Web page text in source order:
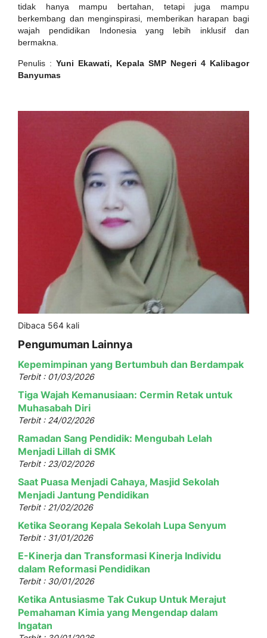
tidak hanya mampu bertahan, tetapi juga mampu
berkembang dan menginspirasi, memberikan harapan bagi
wajah pendidikan Indonesia yang lebih inklusif dan
bermakna.
Penulis : Yuni Ekawati, Kepala SMP Negeri 4 Kalibagor
Banyumas
Dibaca 564 kali
Pengumuman Lainnya
Kepemimpinan yang Bertumbuh dan Berdampak
Terbit : 01/03/2026
Tiga Wajah Kemanusiaan: Cermin Retak untuk
Muhasabah Diri
Terbit : 24/02/2026
Ramadan Sang Pendidik: Mengubah Lelah
Menjadi Lillah di SMK
Terbit : 23/02/2026
Saat Puasa Menjadi Cahaya, Masjid Sekolah
Menjadi Jantung Pendidikan
Terbit : 21/02/2026
Ketika Seorang Kepala Sekolah Lupa Senyum
Terbit : 31/01/2026
E-Kinerja dan Transformasi Kinerja Individu
dalam Reformasi Pendidikan
Terbit : 30/01/2026
Ketika Antusiasme Tak Cukup Untuk Merajut
Pemahaman Kimia yang Mengendap dalam
Ingatan